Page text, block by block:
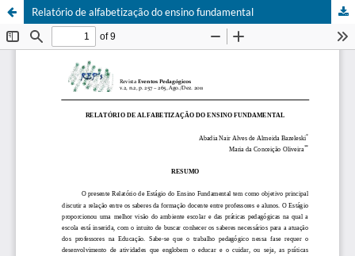
Relatório de alfabetização do ensino fundamental